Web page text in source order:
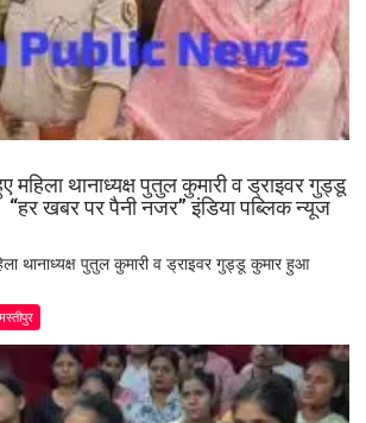
थानाध्यक्ष पुतुल कुमारी व ड्राइवर गुड्डू
“हर खबर पर पैनी नजर” इंडिया पब्लिक न्यूज
थानाध्यक्ष पुतुल कुमारी व ड्राइवर गुड्डू कुमार हुआ